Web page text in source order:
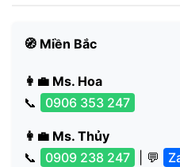
🧭 Miền Bắc
👩‍💼 Ms. Hoa
📞
0906 353 247
👩‍💼 Ms. Thủy
📞
0909 238 247 | 💬